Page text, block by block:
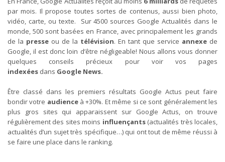
par mois. Il propose toutes sortes de contenus, aussi bien photo,
vidéo, carte, ou texte. Sur 4500 sources Google Actualités dans le
monde, 500 sont basées en France, avec principalement les grands
de la presse ou de la télévision. En tant que service annexe de
Google, il est donc loin d’être négligeable! Nous allons vous donner
quelques conseils précieux pour voir vos pages
indexées dans Google News.
Être classé dans les premiers résultats Google Actus peut faire
bondir votre audience à +30%. Et même si ce sont généralement les
plus gros sites qui apparaissent sur Google Actus, on trouve
régulièrement des sites moins influençants (actualités très locales,
actualités d’un sujet très spécifique…) qui ont tout de même réussi à
se faire une place dans le ranking.